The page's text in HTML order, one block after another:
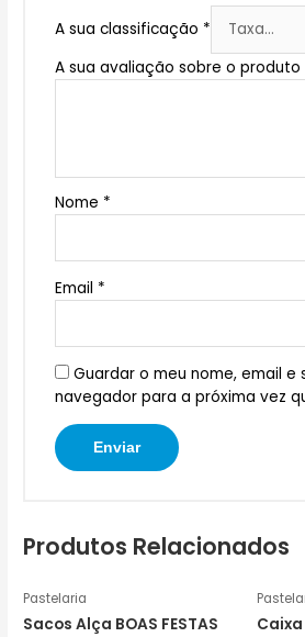
A sua classificação *
A sua avaliação sobre o produto
Nome *
Email *
Guardar o meu nome, email e
navegador para a próxima vez
Produtos Relacionados
Pastelaria
Sacos Alça BOAS FESTAS